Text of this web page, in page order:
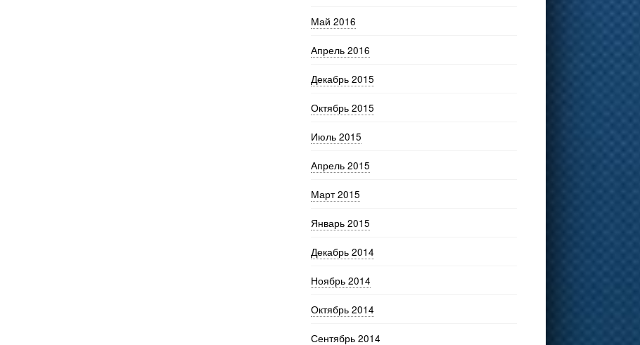
Май 2016
Апрель 2016
Декабрь 2015
Октябрь 2015
Июль 2015
Апрель 2015
Март 2015
Январь 2015
Декабрь 2014
Ноябрь 2014
Октябрь 2014
Сентябрь 2014